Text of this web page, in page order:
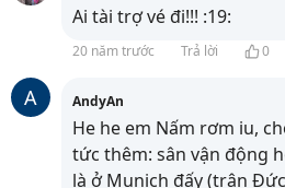
Ai tài trợ vé đi!!! :19:
20 năm trước Trả lời 0
A AndyAn
He he em Nấm rơm iu,
tức thêm: sân vận động
là ở Munich đấy (trận